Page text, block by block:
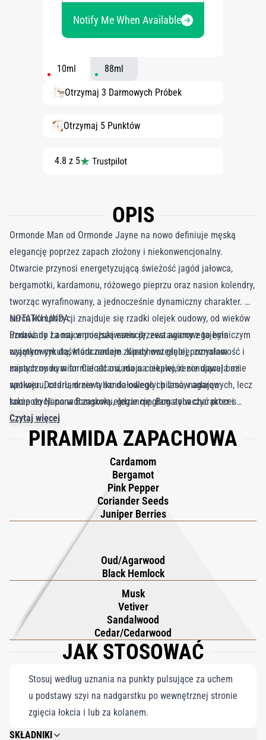
Notify Me When Available
10ml 88ml
Otrzymaj 3 Darmowych Próbek
Otrzymaj 5 Punktów
4.8 z 5
OPIS
Ormonde Man od Ormonde Jayne na nowo definiuje męską
elegancję poprzez zapach złożony i niekonwencjonalny.
Otwarcie przynosi energetyzującą świeżość jagód jałowca,
bergamotki, kardamonu, różowego pieprzu oraz nasion kolendry,
tworząc wyrafinowany, a jednocześnie dynamiczny charakter. W
sercu kompozycji znajduje się rzadki olejek oudowy, od wieków
uznawany za najcenniejszą esencję, zestawiony z tajemniczym
czarnym cykutą, która nadaje zapachowi głębię, zmysłowość i
mistyczny wymiar. Całość osiada na ciepłej, rezonującej bazie
wetiweru, cedru, drzewa sandałowego i piżma, nadając
kompozycji ponadczasową elegancję. Bogaty w charakter i
wyrazistość, Ormonde Man to nowoczesna klasyka, idealna dla
osób poszukujących pewności siebie, magnetyzmu i
NOTATKI LINDA
Podróż do Laosu w poszukiwaniu drzewa agarowego była
wyjątkowym doświadczeniem. Kiedy wcześniej poznałam
zapach oudu w formie attaru, moja ciekawość nie dawała mi
spokoju. Dotarłam nie tylko do odległych lasów agarowych, lecz
także do Nana w Bangkoku, gdzie mogłam zobaczyć proces
destylacji parowej oudu. Było to prawdziwe perfumeryjne
odkrycie, ponieważ wiedziałam, że nikt wcześniej nie
Czytaj więcej
PIRAMIDA ZAPACHOWA
Cardamom
Bergamot
Pink Pepper
Coriander Seeds
Juniper Berries
Oud/Agarwood
Black Hemlock
Musk
Vetiver
Sandalwood
Cedar/Cedarwood
JAK STOSOWAĆ
Stosuj według uznania na punkty pulsujące za uchem
u podstawy szyi na nadgarstku po wewnętrznej stronie
zgięcia łokcia i lub za kolanem.
SKŁADNIKI